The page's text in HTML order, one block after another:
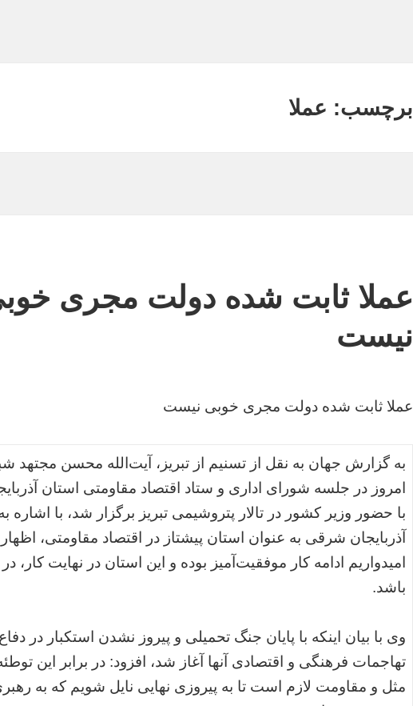
برچسب: عملا
عملا ثابت شده دولت مجری
نیست
عملا ثابت شده دولت مجری خوبی نیست
به گزارش جهان به نقل از تسنیم از تبریز، آیت‌الله محسن مجتهد
امروز در جلسه شورای اداری و ستاد اقتصاد مقاومتی استان
با حضور وزیر کشور در تالار پتروشیمی تبریز برگزار شد، با اشاره
آذربایجان شرقی به عنوان استان پیشتاز در اقتصاد مقاومتی،
امیدواریم ادامه کار موفقیت‌آمیز بوده و این استان در نهایت کار،
باشد.
وی با بیان اینکه با پایان جنگ تحمیلی و پیروز نشدن استکبار در
تهاجمات فرهنگی و اقتصادی آنها آغاز شد، افزود: در برابر این
مثل و مقاومت لازم است تا به پیروزی نهایی نایل شویم که به